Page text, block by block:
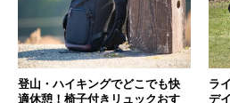
登山・ハイキングでどこでも快
適休憩！椅子付きリュックおす
ラ
デ